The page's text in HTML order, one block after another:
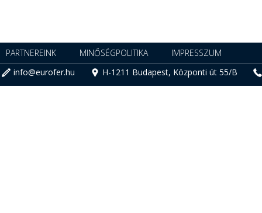
PARTNEREINK MINŐSÉGPOLITIKA
IMPRESSZUM
info@eurofer.hu
H-1211 Budapest, Központi út 55/B